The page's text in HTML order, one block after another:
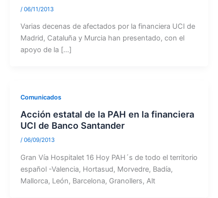
/ 06/11/2013
Varias decenas de afectados por la financiera UCI de
Madrid, Cataluña y Murcia han presentado, con el
apoyo de la […]
Comunicados
Acción estatal de la PAH en la financiera
UCI de Banco Santander
/ 06/09/2013
Gran Vía Hospitalet 16 Hoy PAH´s de todo el territorio
español -Valencia, Hortasud, Morvedre, Badía,
Mallorca, León, Barcelona, Granollers, Alt